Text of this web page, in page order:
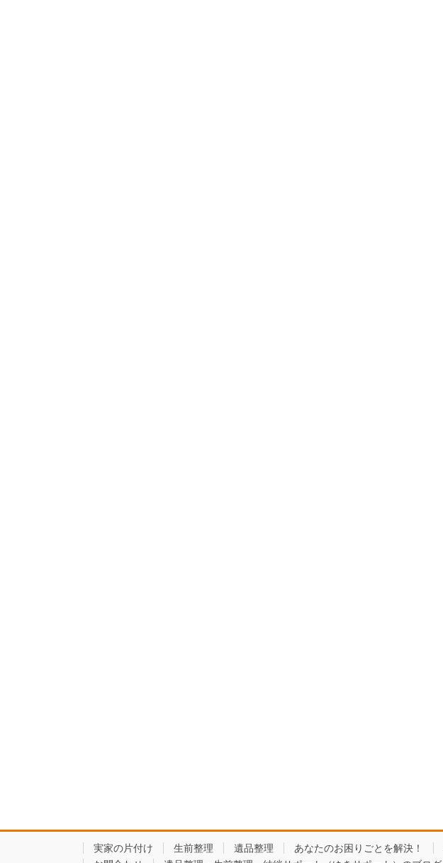
実家の片付け 生前整理 遺品整理 あなたのお困りごとを解決！